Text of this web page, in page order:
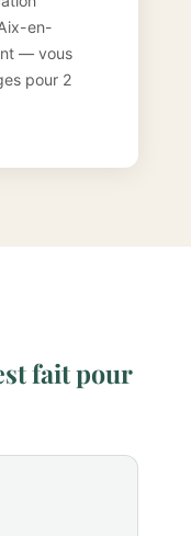
en-
— vous
pour 2
fait pour